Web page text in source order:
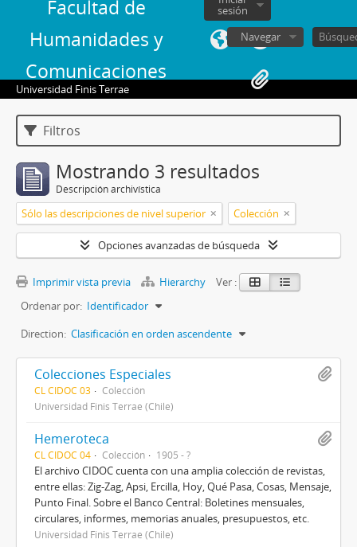
Facultad de
Humanidades y
Comunicaciones
sesión
Navegar
Universidad Finis Terrae
Filtros
Mostrando 3 resultados
Descripción archivística
Sólo las descripciones de nivel superior Colección
Opciones avanzadas de búsqueda
Imprimir vista previa Hierarchy
Ver :
Ordenar por: Identificador
Direction: Clasificación en orden ascendente
Colecciones Especiales
CL CIDOC 03
Colección
Universidad Finis Terrae (Chile)
Hemeroteca
CL CIDOC 04 Colección 1905 - ?
El archivo CIDOC cuenta con una amplia colección de revistas,
entre ellas: Zig-Zag, Apsi, Ercilla, Hoy, Qué Pasa, Cosas, Mensaje,
Punto Final. Sobre el Banco Central: Boletines mensuales,
circulares, informes, memorias anuales, presupuestos, etc.
Universidad Finis Terrae (Chile)